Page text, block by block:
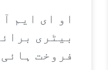
او ای ایم
بیٹری
فروخت ہائی